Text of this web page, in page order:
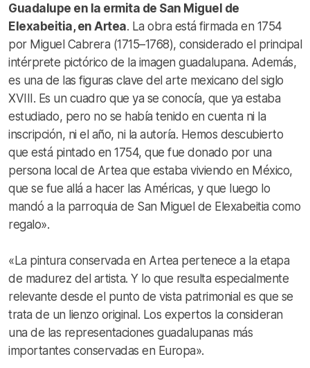
Guadalupe en la ermita de San Miguel de
Elexabeitia, en Artea. La obra está firmada en 1754
por Miguel Cabrera (1715–1768), considerado el principal
intérprete pictórico de la imagen guadalupana. Además,
es una de las figuras clave del arte mexicano del siglo
XVIII. Es un cuadro que ya se conocía, que ya estaba
estudiado, pero no se había tenido en cuenta ni la
inscripción, ni el año, ni la autoría. Hemos descubierto
que está pintado en 1754, que fue donado por una
persona local de Artea que estaba viviendo en México,
que se fue allá a hacer las Américas, y que luego lo
mandó a la parroquia de San Miguel de Elexabeitia como
regalo».
«La pintura conservada en Artea pertenece a la etapa
de madurez del artista. Y lo que resulta especialmente
relevante desde el punto de vista patrimonial es que se
trata de un lienzo original. Los expertos la consideran
una de las representaciones guadalupanas más
importantes conservadas en Europa».